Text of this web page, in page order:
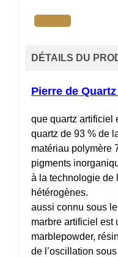
DÉTAILS DU
Pierre de
que quartz artificiel
quartz de 93 % de
matériau polymère
pigments
à la technologie de
hétérogènes.
aussi connu sous
marbre artificiel est
marblepowder,
de l’oscillation